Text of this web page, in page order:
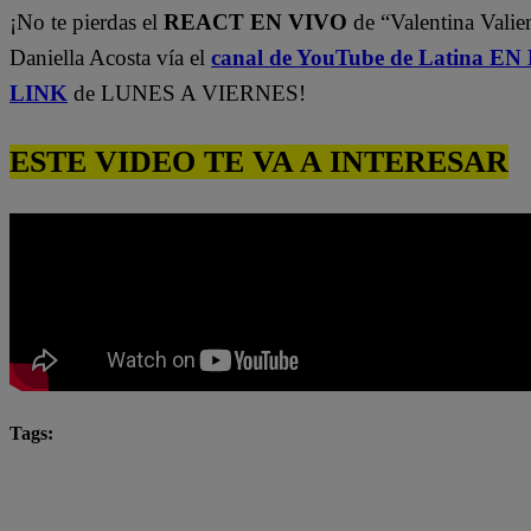
¡No te pierdas el REACT EN VIVO de “Valentina
Daniella Acosta vía el canal de YouTube de Latina EN
LINK de LUNES A VIERNES!
ESTE VIDEO TE VA A INTERESAR
Tags: